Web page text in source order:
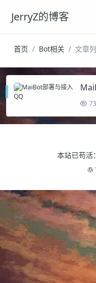
JerryZ的博客
首页 Bot相关 文章
本站已苟活：